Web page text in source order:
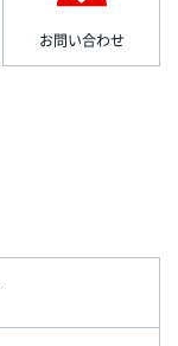
お問い合わせ